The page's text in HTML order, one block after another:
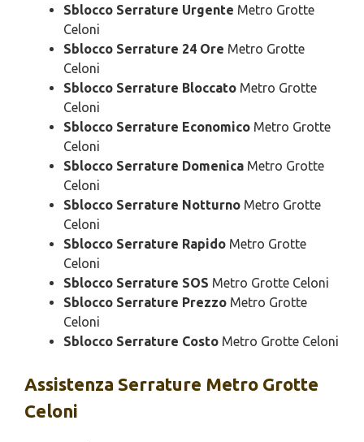
Sblocco Serrature Urgente Metro Grotte
Celoni
Sblocco Serrature 24 Ore Metro Grotte
Celoni
Sblocco Serrature Bloccato Metro Grotte
Celoni
Sblocco Serrature Economico Metro Grotte
Celoni
Sblocco Serrature Domenica Metro Grotte
Celoni
Sblocco Serrature Notturno Metro Grotte
Celoni
Sblocco Serrature Rapido Metro Grotte
Celoni
Sblocco Serrature SOS Metro Grotte Celoni
Sblocco Serrature Prezzo Metro Grotte
Celoni
Sblocco Serrature Costo Metro Grotte Celoni
Assistenza Serrature Metro Grotte
Celoni